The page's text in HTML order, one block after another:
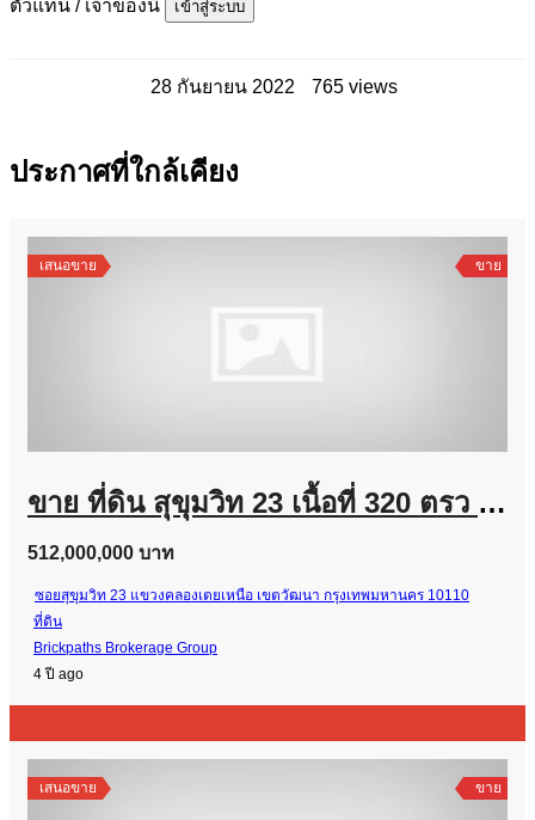
ตัวแทน / เจ้าของนี้
เข้าสู่ระบบ
28 กันยายน 2022 765 views
ประกาศที่ใกล้เคียง
เสนอขาย ขาย
ขาย ที่ดิน สุขุมวิท 23 เนื้อที่ 320 ตรว สร้างอาคารสูงได้เกิน 23 เมตร โลเคชั่นดีมาก
512,000,000 บาท
ซอยสุขุมวิท 23 แขวงคลองเตยเหนือ เขตวัฒนา กรุงเทพมหานคร 10110
ที่ดิน
Brickpaths Brokerage Group
4 ปี ago
เสนอขาย ขาย